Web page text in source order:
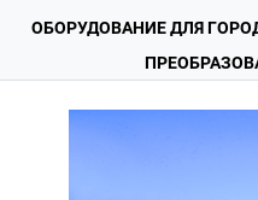
ОБОРУДОВАНИЕ ДЛЯ